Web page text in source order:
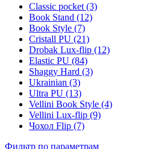
Classic pocket (3)
Book Stand (12)
Book Style (7)
Cristall PU (21)
Drobak Lux-flip (12)
Elastic PU (84)
Shaggy Hard (3)
Ukrainian (3)
Ultra PU (13)
Vellini Book Style (4)
Vellini Lux-flip (9)
Чохол Flip (7)
Фильтр по параметрам